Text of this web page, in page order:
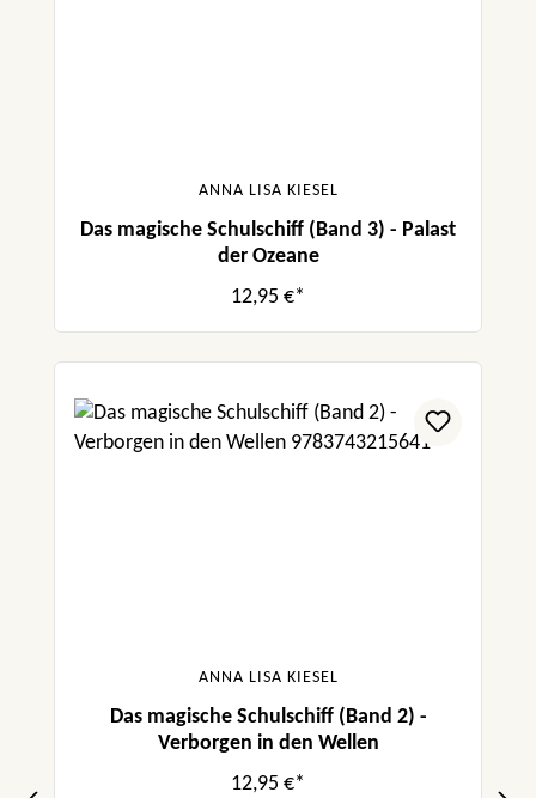
ANNA LISA KIESEL
Das magische Schulschiff (Band 3) - Palast
der Ozeane
12,95 €*
ANNA LISA KIESEL
Das magische Schulschiff (Band 2) -
Verborgen in den Wellen
12,95 €*